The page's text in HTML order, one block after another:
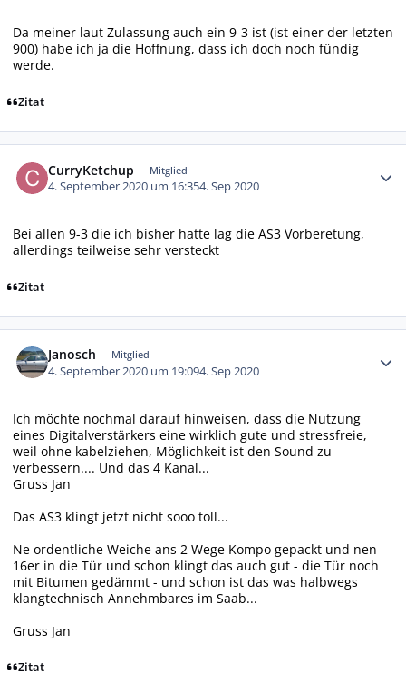
Da meiner laut Zulassung auch ein 9-3 ist (ist einer der letzten
900) habe ich ja die Hoffnung, dass ich doch noch fündig
werde.
Zitat
CurryKetchup Mitglied
4. September 2020 um 16:354. Sep 2020
Bei allen 9-3 die ich bisher hatte lag die AS3 Vorberetung,
allerdings teilweise sehr versteckt
Zitat
Janosch Mitglied
4. September 2020 um 19:094. Sep 2020
Ich möchte nochmal darauf hinweisen, dass die Nutzung
eines Digitalverstärkers eine wirklich gute und stressfreie,
weil ohne kabelziehen, Möglichkeit ist den Sound zu
verbessern.... Und das 4 Kanal...
Gruss Jan
Das AS3 klingt jetzt nicht sooo toll...
Ne ordentliche Weiche ans 2 Wege Kompo gepackt und nen
16er in die Tür und schon klingt das auch gut - die Tür noch
mit Bitumen gedämmt - und schon ist das was halbwegs
klangtechnisch Annehmbares im Saab...
Gruss Jan
Zitat